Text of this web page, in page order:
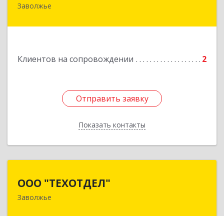
Заволжье
Клиентов на сопровождении 2
Отправить заявку
Показать контакты
Отправить заявку
Назад
ООО "ТЕХОТДЕЛ"
Заволжье